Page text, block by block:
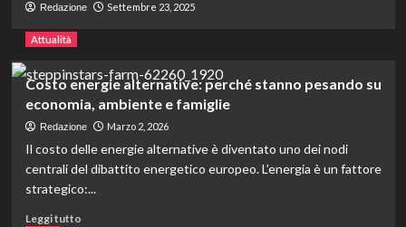
smaltimento
Tecnologia
fluido in ambito industriale
Redazione Settembre 23, 2025
Attualità
Costo energie alternative: perché stanno pesando su
economia, ambiente e famiglie
Redazione Marzo 2, 2026
Il costo delle energie alternative è diventato uno dei nodi
centrali del dibattito energetico europeo. L’energia è un fattore
strategico:...
Leggi tuttoLeggi